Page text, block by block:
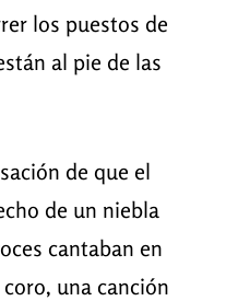
los puestos de
al pie de las
de que el
de un niebla
cantaban en
una canción